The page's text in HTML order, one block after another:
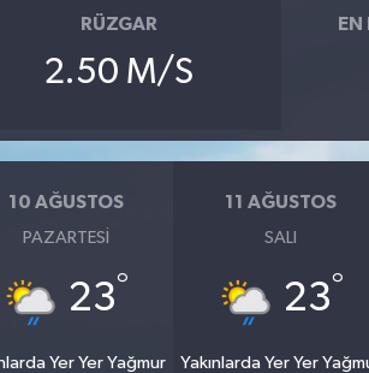
RÜZGAR
2.50 M/S
EN
10 AĞUSTOS
PAZARTESI
23°
Yer Yer Yağmur
11 AĞUSTOS
SALI
23°
Yakınlarda Yer Yer